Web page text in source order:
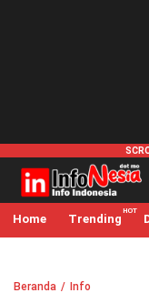
infonesia.me
Info Indonesia
Home Trending
Beranda Info